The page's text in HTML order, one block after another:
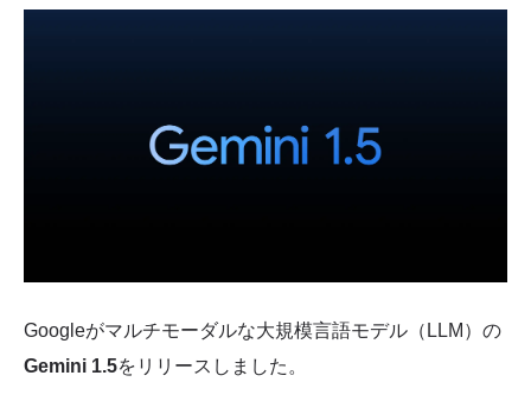
Googleがマルチモーダルな大規模言語モデル（LLM）の
Gemini 1.5をリリースしました。